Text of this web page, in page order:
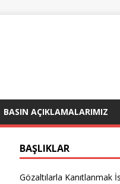
BASIN AÇIKLAMALARIMIZ
BAŞLIKLAR
Gözaltılarla Kanıtlanmak